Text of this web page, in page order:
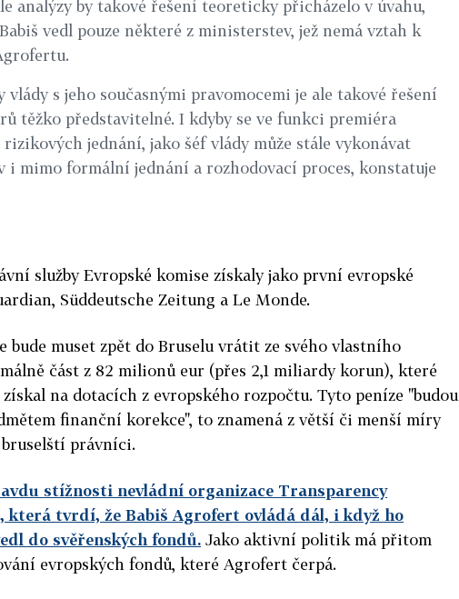
analýzy by takové řešení teoreticky přicházelo v úvahu,
vedl pouze některé z ministerstev, jež nemá vztah k
vlády s jeho současnými pravomocemi je ale takové řešení
těžko představitelné. I kdyby se ve funkci premiéra
jednání, jako šéf vlády může stále vykonávat
i mimo formální jednání a rozhodovací proces, konstatuje
služby Evropské komise získaly jako první evropské
Süddeutsche Zeitung a Le Monde.
bude muset zpět do Bruselu vrátit ze svého vlastního
část z 82 milionů eur (přes 2,1 miliardy korun), které
na dotacích z evropského rozpočtu. Tyto peníze "budou
finanční korekce", to znamená z větší či menší míry
právníci.
stížnosti nevládní organizace Transparency
tvrdí, že Babiš Agrofert ovládá dál, i když ho
do svěřenských fondů. Jako aktivní politik má přitom
evropských fondů, které Agrofert čerpá.